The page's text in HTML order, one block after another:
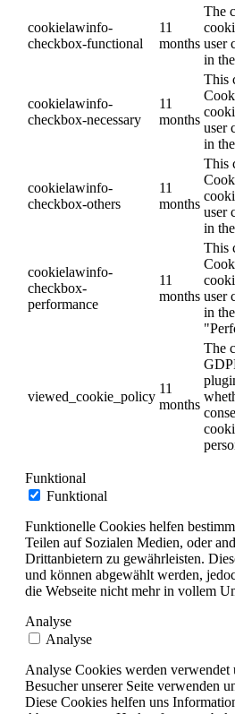
cookielawinfo-
checkbox-functional
11
months
The
user
in
cookielawinfo-
checkbox-necessary
11
months
This
user
in
cookielawinfo-
checkbox-others
11
months
This
user
in
cookielawinfo-
checkbox-
performance
11
months
This
user
in
viewed_cookie_policy
11
months
The
Funktional
Funktional
Funktionelle Cookies helfen
Teilen auf Sozialen Medien, oder
Drittanbietern zu gewährleisten.
und können abgewählt werden,
die Webseite nicht mehr in vollem
Analyse
Analyse
Analyse Cookies werden verwendet
Besucher unserer Seite verwenden
Diese Cookies helfen uns